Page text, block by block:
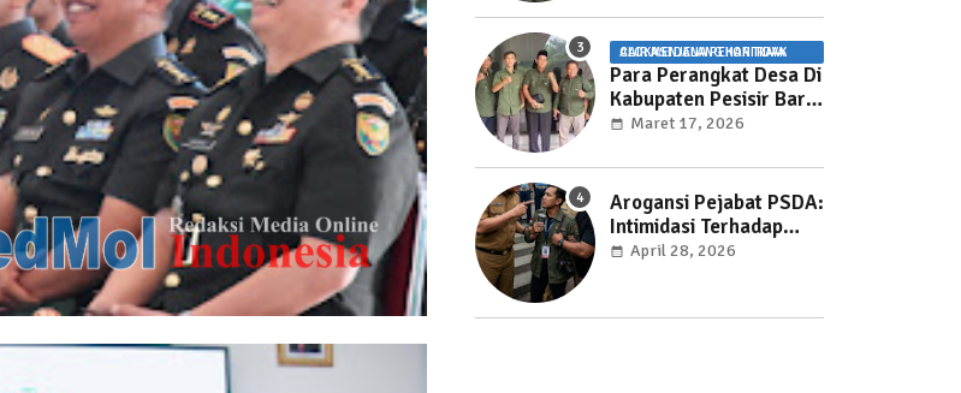
Layanan Publik di Rutan
Way Huwi."
ALOKASI DANA PEKON TIDAK CAIR MENJELANG HARI RAYA
Para Perangkat Desa Di
Kabupaten Pesisir Barat
Kecewa Karena ADP
Maret 17, 2026
Arogansi Pejabat PSDA:
Intimidasi Terhadap
Jurnalis Mengancam
April 28, 2026